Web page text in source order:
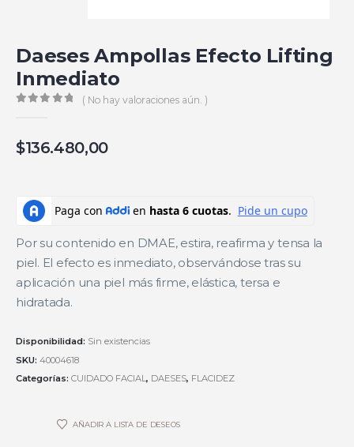
Daeses Ampollas Efecto Lifting
Inmediato
( No hay valoraciones aún. )
$136.480,00
Por su contenido en DMAE, estira, reafirma y tensa la
piel. El efecto es inmediato, observándose tras su
aplicación una piel más firme, elástica, tersa e
hidratada.
Disponibilidad: Sin existencias
SKU: 40004618
Categorías: CUIDADO FACIAL , DAESES, FLACIDEZ
AÑADIR A LISTA DE DESEOS